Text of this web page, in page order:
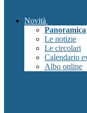
Novità
Panoramica
Le notizie
Le circolari
Calendario
Albo online